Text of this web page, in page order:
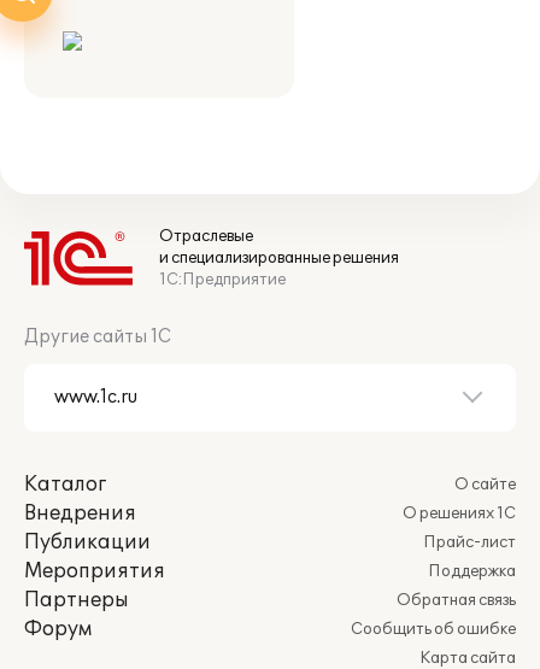
Отраслевые
и специализированные решения
1С:Предприятие
Другие сайты 1С
Каталог
Внедрения
Публикации
Мероприятия
Партнеры
Форум
О сайте
О решениях 1С
Прайс-лист
Поддержка
Обратная связь
Сообщить об ошибке
Карта сайта